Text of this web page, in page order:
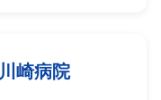
崎病院